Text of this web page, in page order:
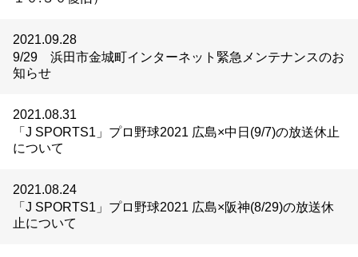
2021.09.28
9/29 浜田市金城町インターネット緊急メンテナンスのお
知らせ
2021.08.31
「J SPORTS1」プロ野球2021 広島×中日(9/7)の放送休止
について
2021.08.24
「J SPORTS1」プロ野球2021 広島×阪神(8/29)の放送休
止について